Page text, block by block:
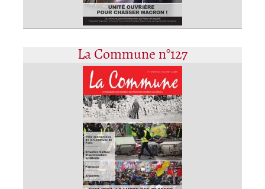
La Commune n°127